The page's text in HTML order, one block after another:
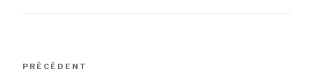
Article
PRÉCÉDENT